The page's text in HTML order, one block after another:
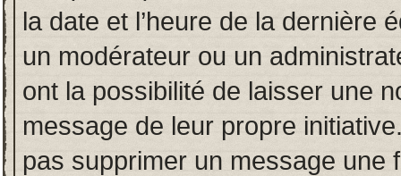
la date et l’heure de la dernière
un modérateur ou un
ont la possibilité de laisser une
message de leur propre
pas supprimer un message une